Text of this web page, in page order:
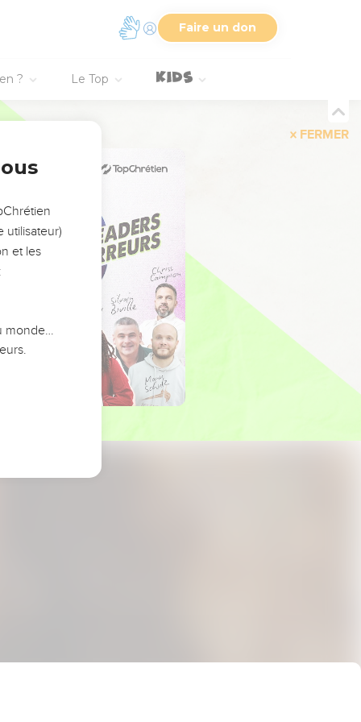
Faire un don
? Le Top
FERMER
utilisateur)
et les
monde…